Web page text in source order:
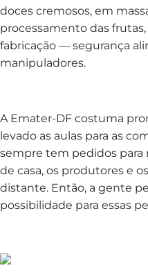
doces cremosos, em
processamento das
fabricação — segurança
manipuladores.
A Emater-DF costuma
levado as aulas para as
sempre tem pedidos para
de casa, os produtores e
distante. Então, a gente
possibilidade para essas